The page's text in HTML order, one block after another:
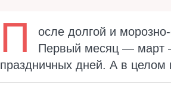
П
осле долгой и
Первый месяц — март
праздничных дней. А в целом